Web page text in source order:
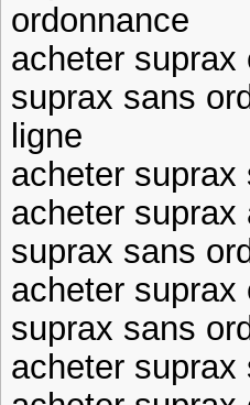
ordonnance
acheter suprax
suprax sans
ligne
acheter suprax
acheter suprax
suprax sans
acheter suprax
suprax sans
acheter suprax